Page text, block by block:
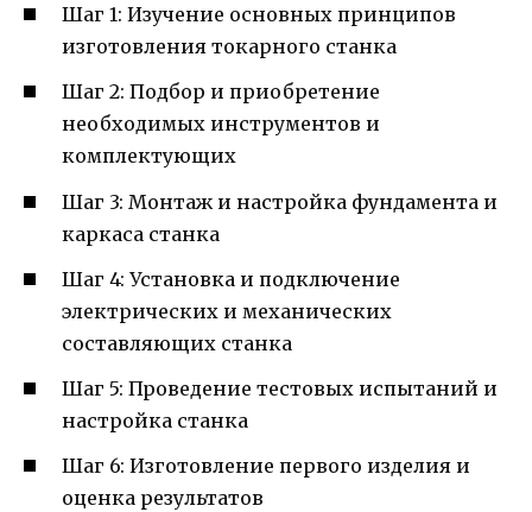
Шаг 1: Изучение основных принципов
изготовления токарного станка
Шаг 2: Подбор и приобретение
необходимых инструментов и
комплектующих
Шаг 3: Монтаж и настройка фундамента и
каркаса станка
Шаг 4: Установка и подключение
электрических и механических
составляющих станка
Шаг 5: Проведение тестовых испытаний и
настройка станка
Шаг 6: Изготовление первого изделия и
оценка результатов